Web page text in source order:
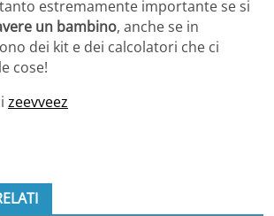
estremamente importante se si
un bambino, anche se in
dei kit e dei calcolatori che ci
cose!
zeevveez